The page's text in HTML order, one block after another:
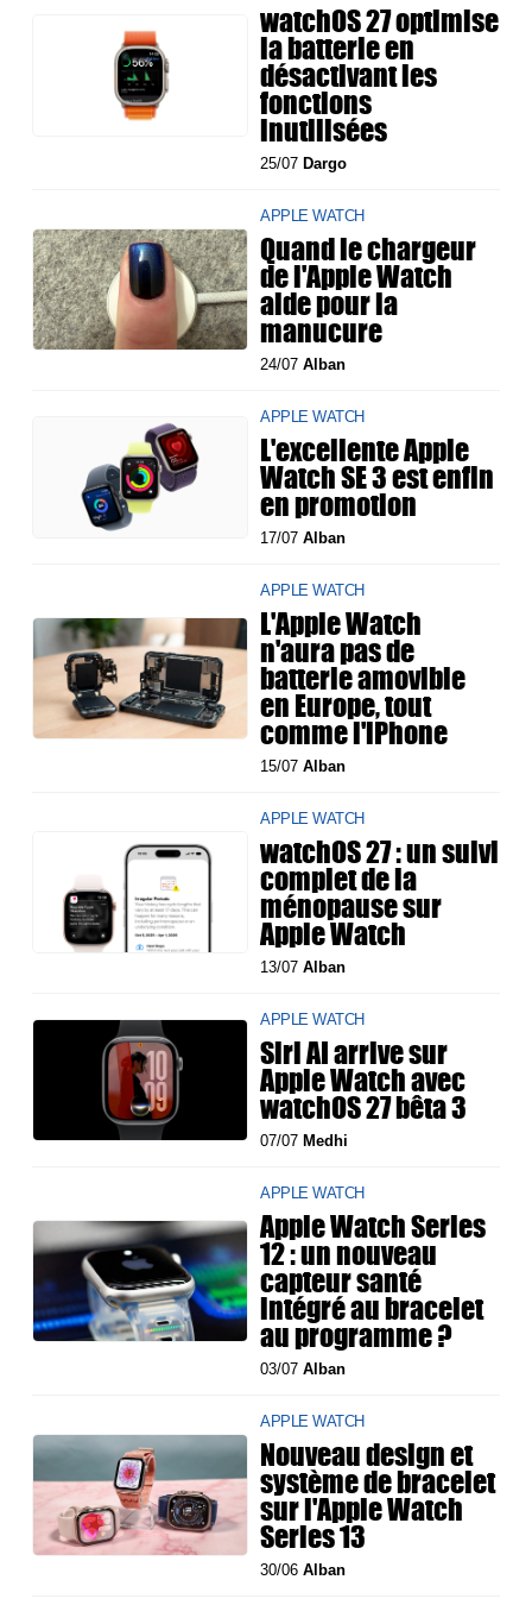
watchOS 27 optimise
la batterie en
désactivant les
fonctions
inutilisées
25/07 Dargo
APPLE WATCH
Quand le chargeur
de l'Apple Watch
aide pour la
manucure
24/07Alban
APPLE WATCH
L'excellente Apple
Watch SE 3 est enfin
en promotion
17/07Alban
APPLE WATCH
L'Apple Watch
n'aura pas de
batterie amovible
en Europe, tout
comme l'iPhone
15/07Alban
APPLE WATCH
watchOS 27 : un suivi
complet de la
ménopause sur
Apple Watch
13/07Alban
APPLE WATCH
Siri AI arrive sur
Apple Watch avec
watchOS 27 bêta 3
07/07 Medhi
APPLE WATCH
Apple Watch Series
12 : un nouveau
capteur santé
intégré au bracelet
au programme ?
03/07Alban
APPLE WATCH
Nouveau design et
système de bracelet
sur l'Apple Watch
Series 13
30/06Alban